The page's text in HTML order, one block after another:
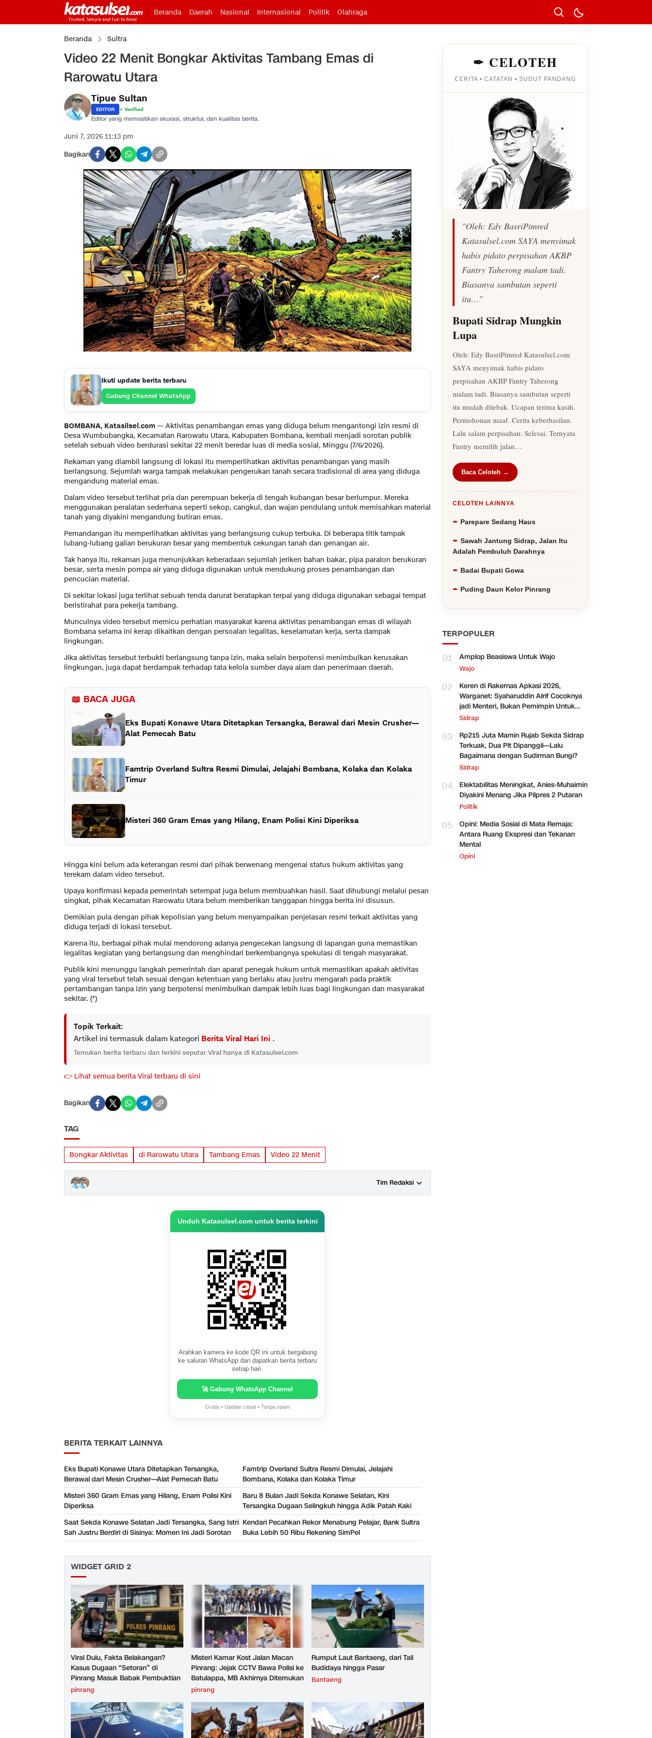
Beranda Daerah Nasional Internasional Politik Olahraga
Beranda Sultra
Video 22 Menit Bongkar Aktivitas Tambang Emas di
Rarowatu Utara
Tipue Sultan
EDITOR ✓ Verified
Editor yang memastikan akurasi, struktur, dan kualitas berita.
Juni 7, 2026 11:13 pm
Bagikan
Ikuti update berita terbaru
Gabung Channel WhatsApp
BOMBANA, Katasilsel.com —Aktivitas penambangan emas yang diduga belum mengantongi izin resmi di
Desa Wumbubangka, Kecamatan Rarowatu Utara, Kabupaten Bombana, kembali menjadi sorotan publik
setelah sebuah video berdurasi sekitar 22 menit beredar luas di media sosial, Minggu (7/6/2026).
Rekaman yang diambil langsung di lokasi itu memperlihatkan aktivitas penambangan yang masih
berlangsung. Sejumlah warga tampak melakukan pengerukan tanah secara tradisional di area yang diduga
mengandung material emas.
Dalam video tersebut terlihat pria dan perempuan bekerja di tengah kubangan besar berlumpur. Mereka
menggunakan peralatan sederhana seperti sekop, cangkul, dan wajan pendulang untuk memisahkan material
tanah yang diyakini mengandung butiran emas.
Pemandangan itu memperlihatkan aktivitas yang berlangsung cukup terbuka. Di beberapa titik tampak
lubang-lubang galian berukuran besar yang membentuk cekungan tanah dan genangan air.
Tak hanya itu, rekaman juga menunjukkan keberadaan sejumlah jeriken bahan bakar, pipa paralon berukuran
besar, serta mesin pompa air yang diduga digunakan untuk mendukung proses penambangan dan
pencucian material.
Di sekitar lokasi juga terlihat sebuah tenda darurat beratapkan terpal yang diduga digunakan sebagai tempat
beristirahat para pekerja tambang.
Munculnya video tersebut memicu perhatian masyarakat karena aktivitas penambangan emas di wilayah
Bombana selama ini kerap dikaitkan dengan persoalan legalitas, keselamatan kerja, serta dampak
lingkungan.
Jika aktivitas tersebut terbukti berlangsung tanpa izin, maka selain berpotensi menimbulkan kerusakan
lingkungan, juga dapat berdampak terhadap tata kelola sumber daya alam dan penerimaan daerah.
📖 BACA JUGA
Eks Bupati Konawe Utara Ditetapkan Tersangka, Berawal dari Mesin Crusher—
Alat Pemecah Batu
Famtrip Overland Sultra Resmi Dimulai, Jelajahi Bombana, Kolaka dan Kolaka
Timur
Misteri 360 Gram Emas yang Hilang, Enam Polisi Kini Diperiksa
Hingga kini belum ada keterangan resmi dari pihak berwenang mengenai status hukum aktivitas yang
terekam dalam video tersebut.
Upaya konfirmasi kepada pemerintah setempat juga belum membuahkan hasil. Saat dihubungi melalui pesan
singkat, pihak Kecamatan Rarowatu Utara belum memberikan tanggapan hingga berita ini disusun.
Demikian pula dengan pihak kepolisian yang belum menyampaikan penjelasan resmi terkait aktivitas yang
diduga terjadi di lokasi tersebut.
Karena itu, berbagai pihak mulai mendorong adanya pengecekan langsung di lapangan guna memastikan
legalitas kegiatan yang berlangsung dan menghindari berkembangnya spekulasi di tengah masyarakat.
Publik kini menunggu langkah pemerintah dan aparat penegak hukum untuk memastikan apakah aktivitas
yang viral tersebut telah sesuai dengan ketentuan yang berlaku atau justru mengarah pada praktik
pertambangan tanpa izin yang berpotensi menimbulkan dampak lebih luas bagi lingkungan dan masyarakat
sekitar. (*)
Topik Terkait:
Artikel ini termasuk dalam kategori Berita Viral Hari Ini .
Temukan berita terbaru dan terkini seputar Viral hanya di Katasulsel.com
👉 Lihat semua berita Viral terbaru di sini
Bagikan
TAG
Bongkar Aktivitas di Rarowatu Utara Tambang Emas Video 22 Menit
Tim Redaksi
Unduh Katasulsel.com untuk berita terkini
Arahkan kamera ke kode QR ini untuk bergabung
ke saluran WhatsApp dan dapatkan berita terbaru
setiap hari.
🚀 Gabung WhatsApp Channel
Gratis • Update cepat • Tanpa spam
BERITA TERKAIT LAINNYA
Eks Bupati Konawe Utara Ditetapkan Tersangka,
Berawal dari Mesin Crusher—Alat Pemecah Batu
Famtrip Overland Sultra Resmi Dimulai, Jelajahi
Bombana, Kolaka dan Kolaka Timur
Misteri 360 Gram Emas yang Hilang, Enam Polisi Kini
Diperiksa
Baru 8 Bulan Jadi Sekda Konawe Selatan, Kini
Tersangka Dugaan Selingkuh hingga Adik Patah Kaki
Saat Sekda Konawe Selatan Jadi Tersangka, Sang Istri
Sah Justru Berdiri di Sisinya: Momen Ini Jadi Sorotan
Kendari Pecahkan Rekor Menabung Pelajar, Bank Sultra
Buka Lebih 50 Ribu Rekening SimPel
WIDGET GRID 2
Viral Dulu, Fakta Belakangan?
Kasus Dugaan “Setoran” di
Pinrang Masuk Babak Pembuktian
pinrang
Misteri Kamar Kost Jalan Macan
Pinrang: Jejak CCTV Bawa Polisi ke
Batulappa, MB Akhirnya Ditemukan
pinrang
Rumput Laut Bantaeng, dari Tali
Budidaya hingga Pasar
Bantaeng
✒ CELOTEH
CERITA • CATATAN • SUDUT PANDANG
"Oleh: Edy BasriPimred
Katasulsel.com SAYA menyimak
habis pidato perpisahan AKBP
Fantry Taherong malam tadi.
Biasanya sambutan seperti
itu…"
Bupati Sidrap Mungkin
Lupa
Oleh: Edy BasriPimred Katasulsel.com
SAYA menyimak habis pidato
perpisahan AKBP Fantry Taherong
malam tadi. Biasanya sambutan seperti
itu mudah ditebak. Ucapan terima kasih.
Permohonan maaf. Cerita keberhasilan.
Lalu salam perpisahan. Selesai. Ternyata
Fantry memilih jalan…
Baca Celoteh →
CELOTEH LAINNYA
Parepare Sedang Haus
Sawah Jantung Sidrap, Jalan Itu
Adalah Pembuluh Darahnya
Badai Bupati Gowa
Puding Daun Kelor Pinrang
TERPOPULER
01 Amplop Beasiswa Untuk Wajo
Wajo
02
Keren di Rakernas Apkasi 2026,
Warganet: Syaharuddin Alrif Cocoknya
jadi Menteri, Bukan Pemimpin Untuk
Sidrap Saja
Sidrap
03
Rp215 Juta Mamin Rujab Sekda Sidrap
Terkuak, Dua Plt Dipanggil—Lalu
Bagaimana dengan Sudirman Bungi?
Sidrap
04
Elektabilitas Meningkat, Anies-Muhaimin
Diyakini Menang Jika Pilpres 2 Putaran
Politik
05
Opini: Media Sosial di Mata Remaja:
Antara Ruang Ekspresi dan Tekanan
Mental
Opini